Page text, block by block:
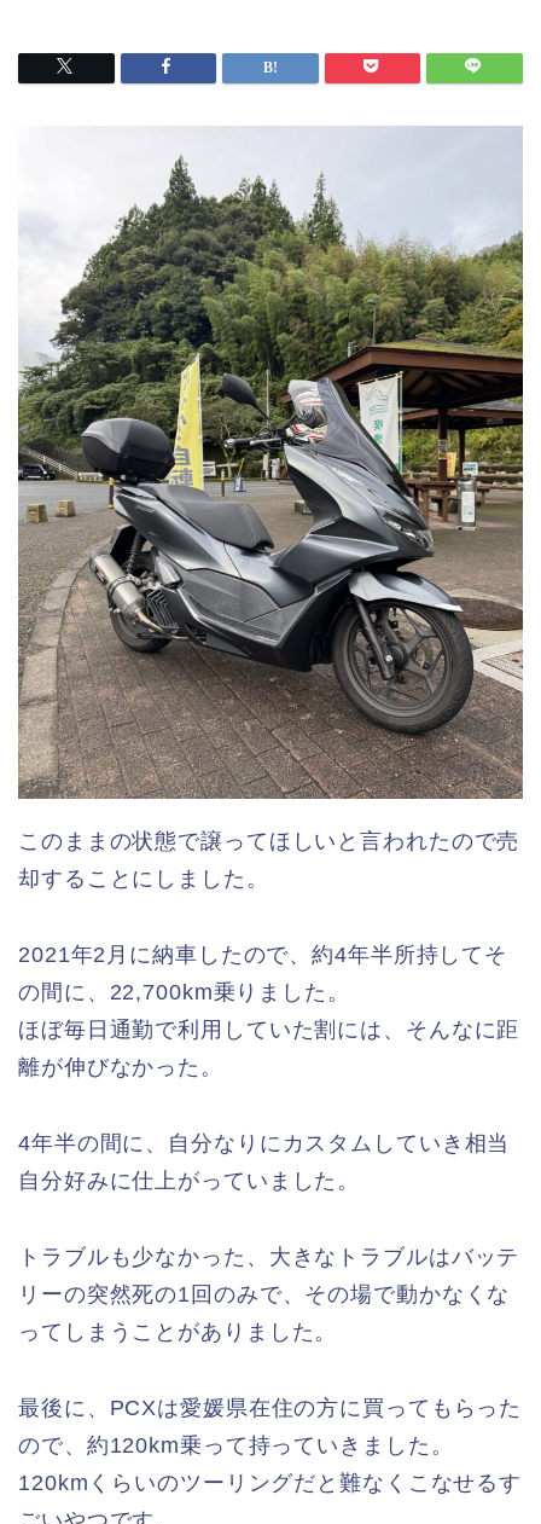
このままの状態で譲ってほしいと言われたので売
却することにしました。
2021年2月に納車したので、約4年半所持してそ
の間に、22,700km乗りました。
ほぼ毎日通勤で利用していた割には、そんなに距
離が伸びなかった。
4年半の間に、自分なりにカスタムしていき相当
自分好みに仕上がっていました。
トラブルも少なかった、大きなトラブルはバッテ
リーの突然死の1回のみで、その場で動かなくな
ってしまうことがありました。
最後に、PCXは愛媛県在住の方に買ってもらった
ので、約120km乗って持っていきました。
120kmくらいのツーリングだと難なくこなせるす